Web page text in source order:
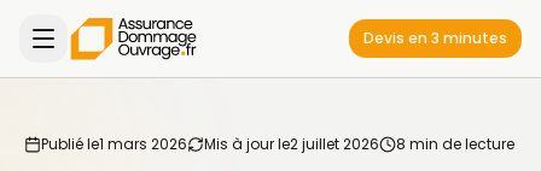
Devis en 3 minutes
Publié le1 mars 2026 Mis à jour le2 juillet 2026 8 min de lecture